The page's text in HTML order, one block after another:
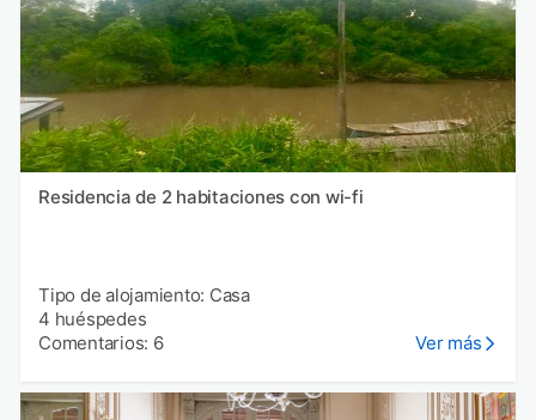
Residencia de 2 habitaciones con wi-fi
Tipo de alojamiento: Casa
4 huéspedes
Comentarios: 6
Ver más